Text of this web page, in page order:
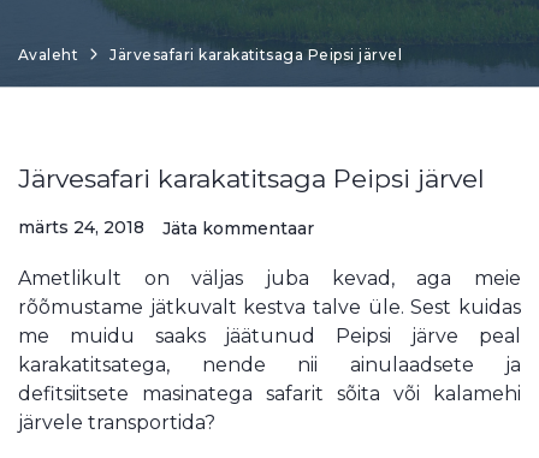
Avaleht Järvesafari karakatitsaga Peipsi järvel
Järvesafari karakatitsaga Peipsi järvel
märts 24, 2018 Jäta kommentaar
Ametlikult on väljas juba kevad, aga meie
rõõmustame jätkuvalt kestva talve üle. Sest kuidas
me muidu saaks jäätunud Peipsi järve peal
karakatitsatega, nende nii ainulaadsete ja
defitsiitsete masinatega safarit sõita või kalamehi
järvele transportida?